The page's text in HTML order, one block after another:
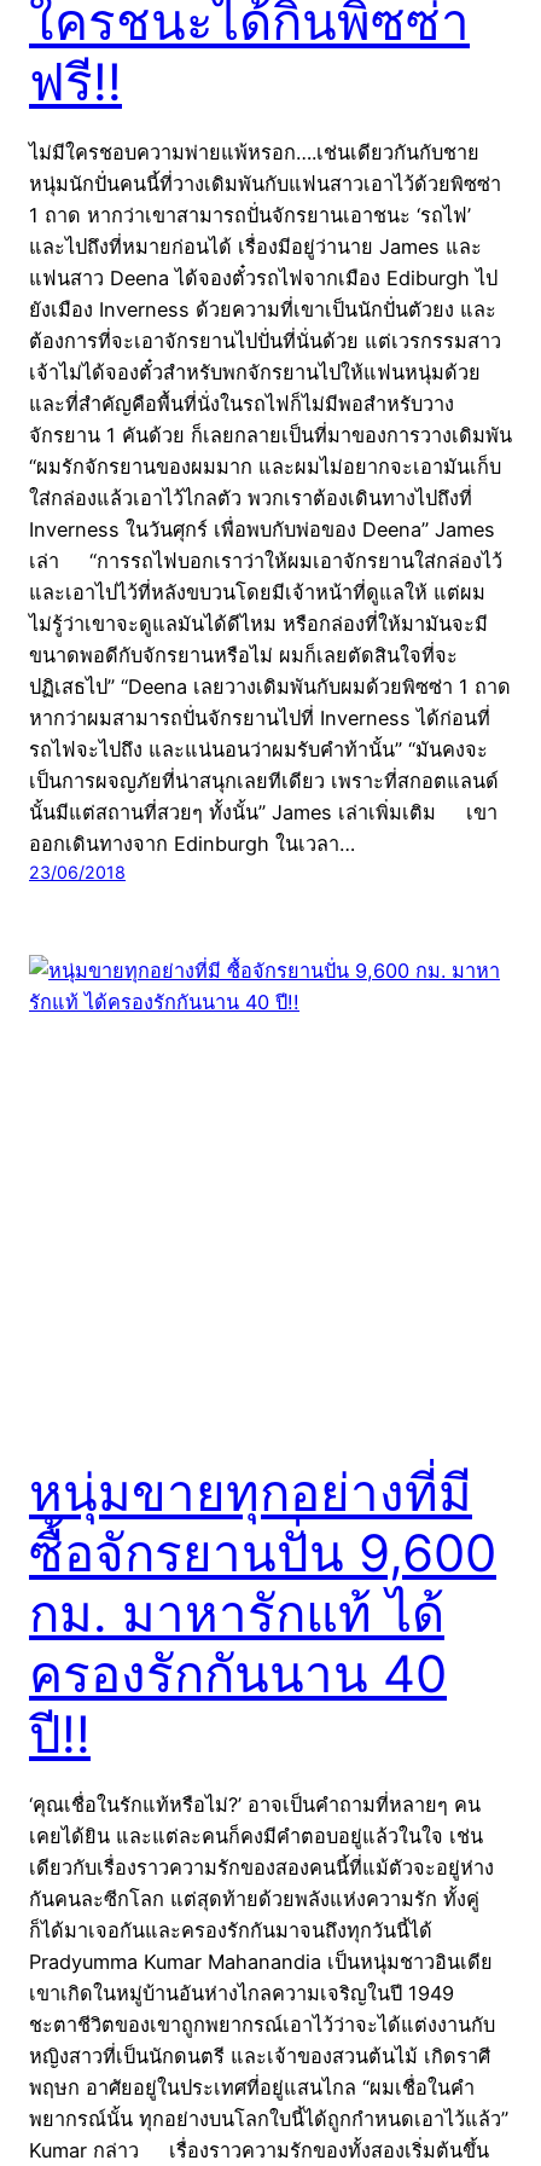
ใครชนะได้กินพิซซ่า
ฟรี!!
ไม่มีใครชอบความพ่ายแพ้หรอก….เช่นเดียวกันกับชาย
หนุ่มนักปั่นคนนี้ที่วางเดิมพันกับแฟนสาวเอาไว้ด้วยพิซซ่า
1 ถาด หากว่าเขาสามารถปั่นจักรยานเอาชนะ ‘รถไฟ’
และไปถึงที่หมายก่อนได้ เรื่องมีอยู่ว่านาย James และ
แฟนสาว Deena ได้จองตั๋วรถไฟจากเมือง Ediburgh ไป
ยังเมือง Inverness ด้วยความที่เขาเป็นนักปั่นตัวยง และ
ต้องการที่จะเอาจักรยานไปปั่นที่นั่นด้วย แต่เวรกรรมสาว
เจ้าไม่ได้จองตั๋วสำหรับพกจักรยานไปให้แฟนหนุ่มด้วย
และที่สำคัญคือพื้นที่นั่งในรถไฟก็ไม่มีพอสำหรับวาง
จักรยาน 1 คันด้วย ก็เลยกลายเป็นที่มาของการวางเดิมพัน
“ผมรักจักรยานของผมมาก และผมไม่อยากจะเอามันเก็บ
ใส่กล่องแล้วเอาไว้ไกลตัว พวกเราต้องเดินทางไปถึงที่
Inverness ในวันศุกร์ เพื่อพบกับพ่อของ Deena” James
เล่า “การรถไฟบอกเราว่าให้ผมเอาจักรยานใส่กล่องไว้
และเอาไปไว้ที่หลังขบวนโดยมีเจ้าหน้าที่ดูแลให้ แต่ผม
ไม่รู้ว่าเขาจะดูแลมันได้ดีไหม หรือกล่องที่ให้มามันจะมี
ขนาดพอดีกับจักรยานหรือไม่ ผมก็เลยตัดสินใจที่จะ
ปฏิเสธไป” “Deena เลยวางเดิมพันกับผมด้วยพิซซ่า 1 ถาด
หากว่าผมสามารถปั่นจักรยานไปที่ Inverness ได้ก่อนที่
รถไฟจะไปถึง และแน่นอนว่าผมรับคำท้านั้น” “มันคงจะ
เป็นการผจญภัยที่น่าสนุกเลยทีเดียว เพราะที่สกอตแลนด์
นั้นมีแต่สถานที่สวยๆ ทั้งนั้น” James เล่าเพิ่มเติม เขา
ออกเดินทางจาก Edinburgh ในเวลา…
23/06/2018
หนุ่มขายทุกอย่างที่มี
ซื้อจักรยานปั่น 9,600
กม. มาหารักแท้ ได้
ครองรักกันนาน 40
ปี!!
‘คุณเชื่อในรักแท้หรือไม่?’ อาจเป็นคำถามที่หลายๆ คน
เคยได้ยิน และแต่ละคนก็คงมีคำตอบอยู่แล้วในใจ เช่น
เดียวกับเรื่องราวความรักของสองคนนี้ที่แม้ตัวจะอยู่ห่าง
กันคนละซีกโลก แต่สุดท้ายด้วยพลังแห่งความรัก ทั้งคู่
ก็ได้มาเจอกันและครองรักกันมาจนถึงทุกวันนี้ได้
Pradyumma Kumar Mahanandia เป็นหนุ่มชาวอินเดีย
เขาเกิดในหมู่บ้านอันห่างไกลความเจริญในปี 1949
ชะตาชีวิตของเขาถูกพยากรณ์เอาไว้ว่าจะได้แต่งงานกับ
หญิงสาวที่เป็นนักดนตรี และเจ้าของสวนต้นไม้ เกิดราศี
พฤษก อาศัยอยู่ในประเทศที่อยู่แสนไกล “ผมเชื่อในคำ
พยากรณ์นั้น ทุกอย่างบนโลกใบนี้ได้ถูกกำหนดเอาไว้แล้ว”
Kumar กล่าว เรื่องราวความรักของทั้งสองเริ่มต้นขึ้น